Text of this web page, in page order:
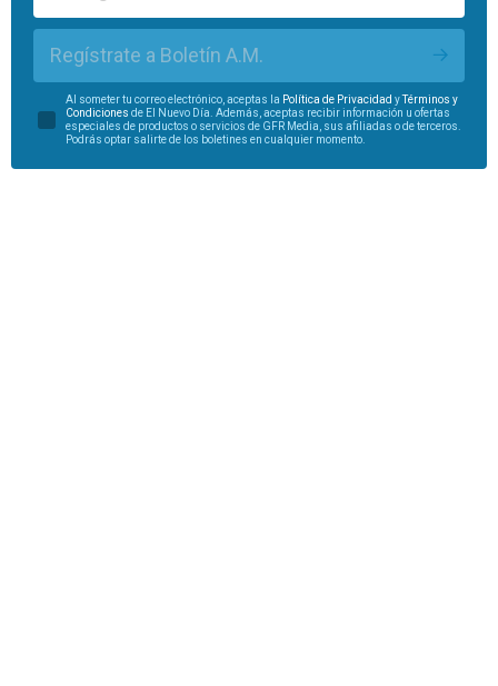
Regístrate a Boletín A.M.
Al someter tu correo electrónico, aceptas la Política de Privacidad yTérminos y
Condiciones de El Nuevo Día. Además, aceptas recibir información u ofertas
especiales de productos o servicios de GFR Media, sus afiliadas o de terceros.
Podrás optar salirte de los boletines en cualquier momento.